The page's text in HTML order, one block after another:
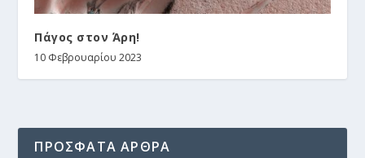
Πάγος στον Άρη!
10 Φεβρουαρίου 2023
ΠΡΟΣΦΑΤΑ ΑΡΘΡΑ